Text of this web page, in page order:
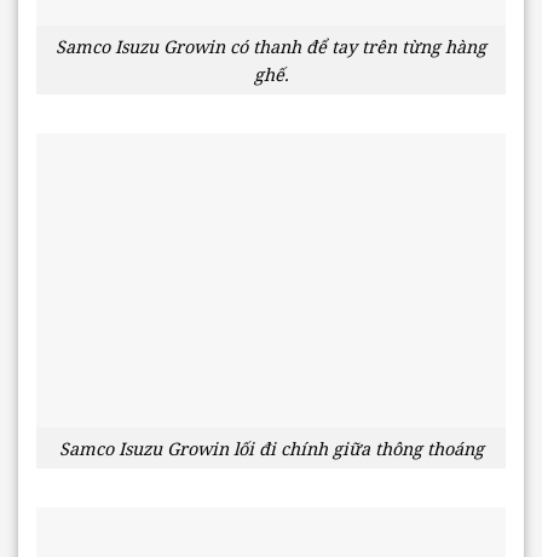
Samco Isuzu Growin có thanh để tay trên từng hàng
ghế.
Samco Isuzu Growin lối đi chính giữa thông thoáng